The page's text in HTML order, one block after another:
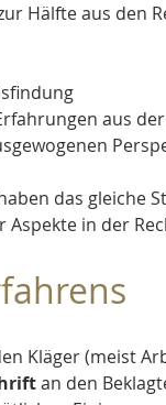
Hälfte aus den
aus
das gleiche
Aspekte in der
Kläger (meist
an den